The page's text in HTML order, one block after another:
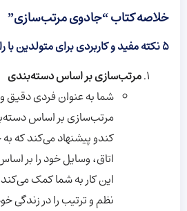
خلاصه کتاب “جادوی مرتب‌سازی”
۵ نکته مفید و کاربردی برای متولدین با رایزینگ ورگو
مرتب‌سازی بر اساس دسته‌بندی
شما به عنوان فردی دقیق و
مرتب‌سازی بر اساس
کندو پیشنهاد می‌کند که
اتاق، وسایل خود را بر
این کار به شما کمک می‌کند
نظم و ترتیب را در زندگی